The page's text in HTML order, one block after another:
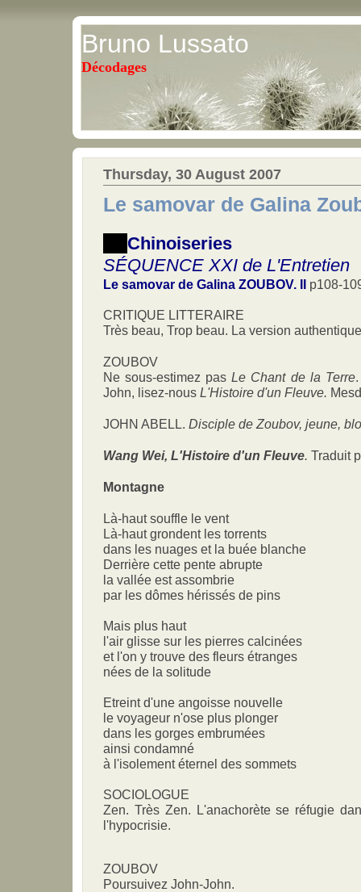
Bruno Lussato
Décodages
Thursday, 30 August 2007
Le samovar de Galina
Chinoiseries
SÉQUENCE XXI de L'Entretien
Le samovar de Galina ZOUBOV. II p108-
CRITIQUE LITTERAIRE
Très beau, Trop beau. La version
ZOUBOV
Ne sous-estimez pasLe Chant de la Terre
John, lisez-nous L'Histoire d'un Fleuve.
JOHN ABELL. Disciple de Zoubov, jeune,
Wang Wei, L'Histoire d'un Fleuve. Traduit
Montagne
Là-haut souffle le vent
Là-haut grondent les torrents
dans les nuages et la buée blanche
Derrière cette pente abrupte
la vallée est assombrie
par les dômes hérissés de pins
Mais plus haut
l'air glisse sur les pierres calcinées
et l'on y trouve des fleurs étranges
nées de la solitude
Etreint d'une angoisse nouvelle
le voyageur n'ose plus plonger
dans les gorges embrumées
ainsi condamné
à l'isolement éternel des sommets
SOCIOLOGUE
Zen. Très Zen. L'anachorète se réfugie
l'hypocrisie.
ZOUBOV
Poursuivez John-John.